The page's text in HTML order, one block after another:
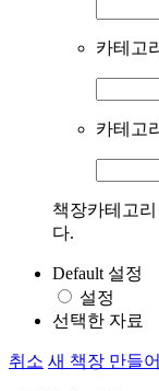
카테고리
카테고리
책장카테고
다.
Default 설정
설정
선택한 자료
취소 새 책장 만들